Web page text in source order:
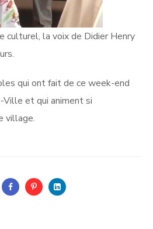
culturel, la voix de Didier Henry
qui ont fait de ce week-end
et qui animent si
village.